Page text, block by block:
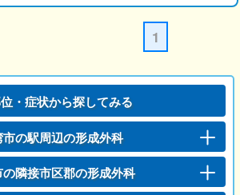
1
・症状から探してみる
の駅周辺の形成外科
隣接市区郡の形成外科